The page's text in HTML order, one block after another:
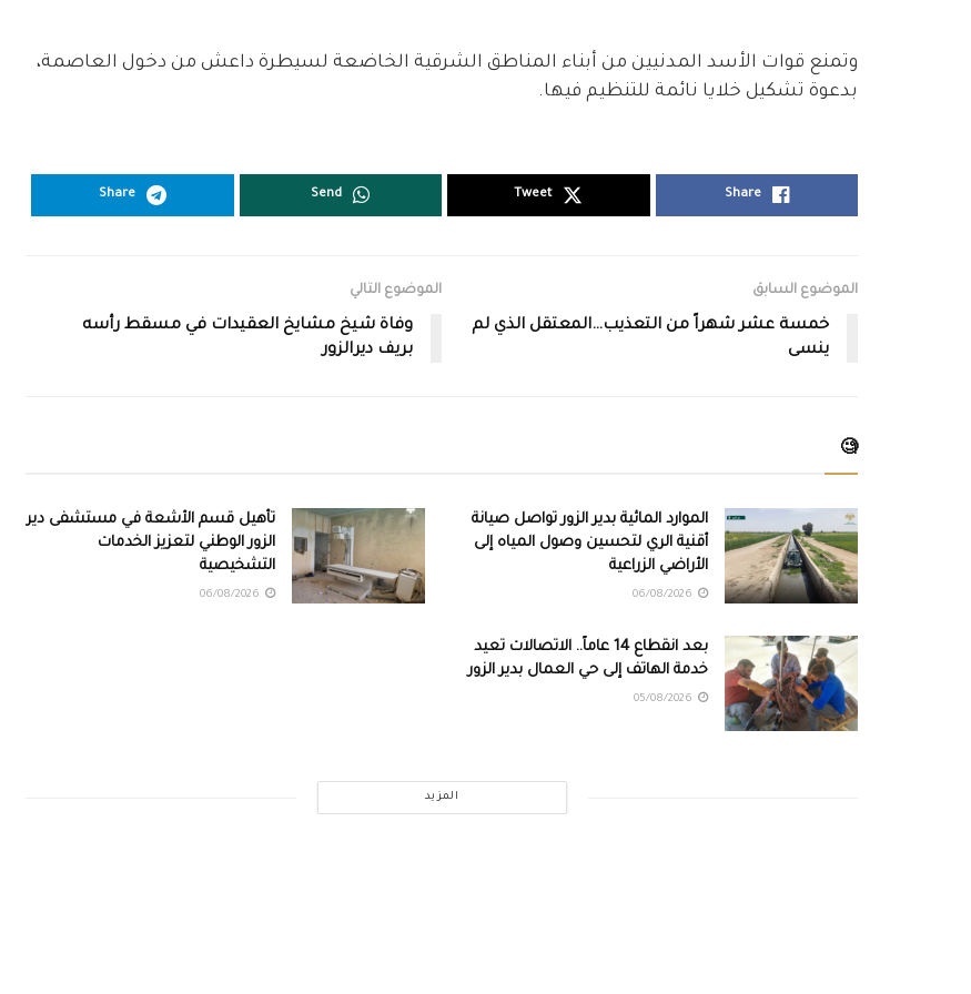
وتمنع قوات الأسد المدنيين من أبناء المناطق الشرقية الخاضعة لسيطرة داعش من دخول العاصمة،
بدعوة تشكيل خلايا نائمة للتنظيم فيها.
Share
Tweet
Send
Share
الموضوع السابق
خمسة عشر شهراً من التعذيب…المعتقل الذي لم
ينسى
الموضوع التالي
وفاة شيخ مشايخ العقيدات في مسقط رأسه
بريف ديرالزور
🧐
الموارد المائية بدير الزور تواصل صيانة
أقنية الري لتحسين وصول المياه إلى
الأراضي الزراعية
تأهيل قسم الأشعة في مستشفى دير
الزور الوطني لتعزيز الخدمات
التشخيصية
بعد انقطاع 14 عاماً.. الاتصالات تعيد
خدمة الهاتف إلى حي العمال بدير الزور
المزيد